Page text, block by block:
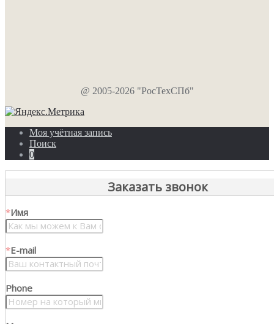
@ 2005-2026 "РосТехСПб"
Моя учётная запись
Поиск
0
Заказать звонок
*Имя
*E-mail
Phone